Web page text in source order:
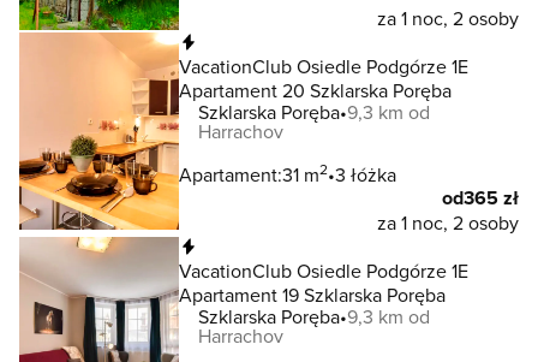
za 1 noc, 2 osoby
VacationClub Osiedle Podgórze 1E
Apartament 20 Szklarska Poręba
Szklarska Poręba 9,3 km od
Harrachov
Apartament:31 m2 3 łóżka
od365 zł
za 1 noc, 2 osoby
VacationClub Osiedle Podgórze 1E
Apartament 19 Szklarska Poręba
Szklarska Poręba 9,3 km od
Harrachov